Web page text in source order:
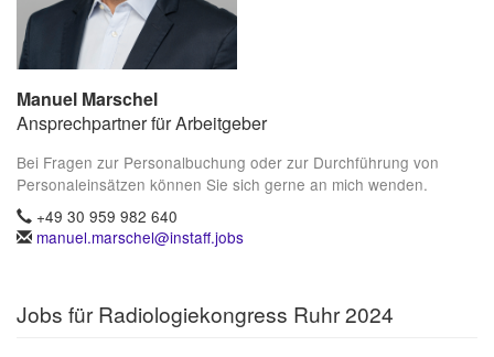
Manuel Marschel
Ansprechpartner für Arbeitgeber
Bei Fragen zur Personalbuchung oder zur Durchführung von
Personaleinsätzen können Sie sich gerne an mich wenden.
+49 30 959 982 640
manuel.marschel@instaff.jobs
Jobs für Radiologiekongress Ruhr 2024